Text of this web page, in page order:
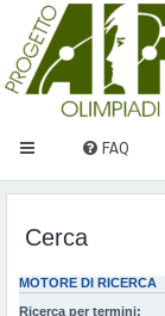
FAQ
Cerca
MOTORE DI RICERCA
Ricerca per termini: